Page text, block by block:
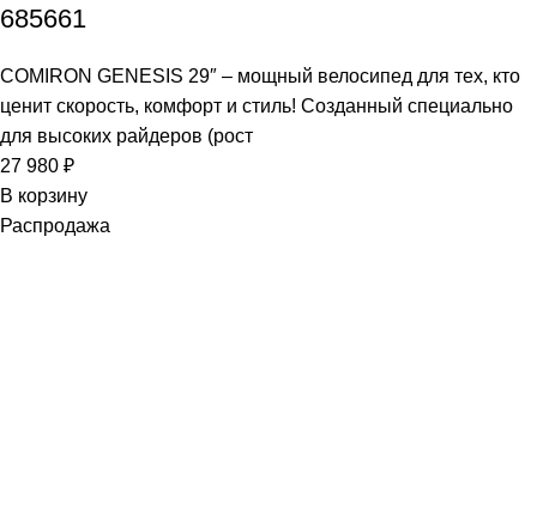
685661
COMIRON GENESIS 29″ – мощный велосипед для тех, кто
ценит скорость, комфорт и стиль! Созданный специально
для высоких райдеров (рост
27 980 ₽
В корзину
Распродажа